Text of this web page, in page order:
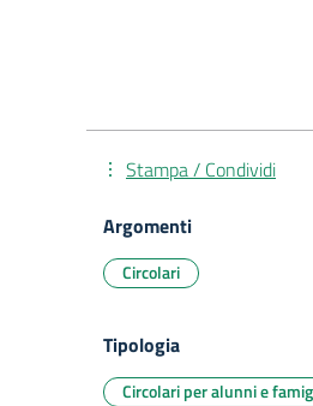
Stampa / Condividi
Argomenti
Circolari
Tipologia
Circolari per alunni e